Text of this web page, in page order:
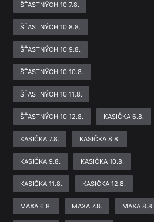
ŠŤASTNÝCH 10 7.8.
ŠŤASTNÝCH 10 8.8.
ŠŤASTNÝCH 10 9.8.
ŠŤASTNÝCH 10 10.8.
ŠŤASTNÝCH 10 11.8.
ŠŤASTNÝCH 10 12.8. KASIČKA 6.8.
KASIČKA 7.8. KASIČKA 8.8.
KASIČKA 9.8. KASIČKA 10.8.
KASIČKA 11.8. KASIČKA 12.8.
MAXA 6.8. MAXA 7.8. MAXA 8.8.